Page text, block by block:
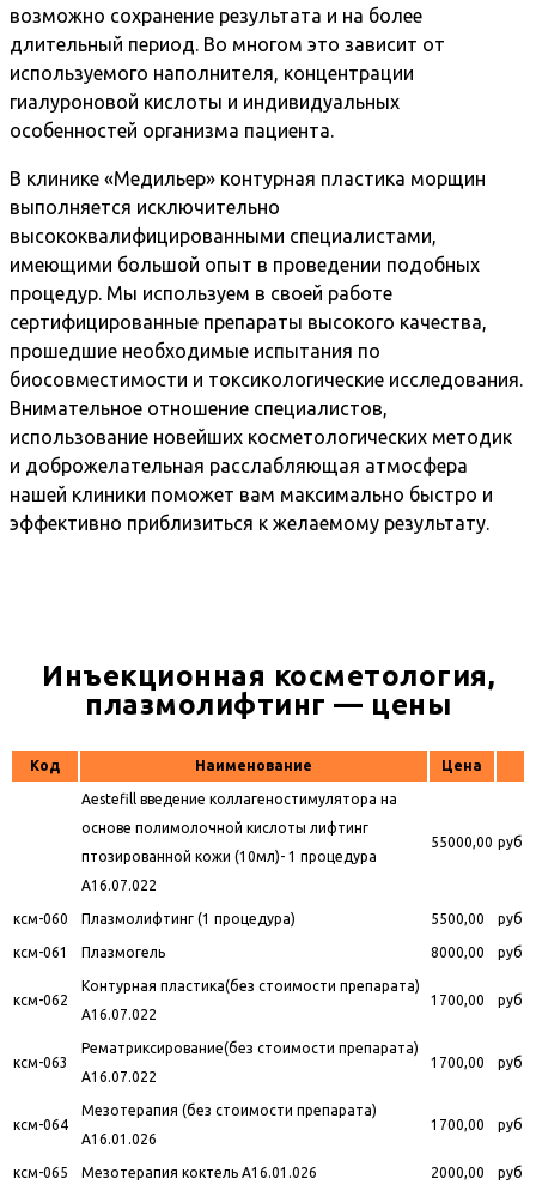
возможно сохранение результата и на более
длительный период. Во многом это зависит от
используемого наполнителя, концентрации
гиалуроновой кислоты и индивидуальных
особенностей организма пациента.
В клинике «Медильер» контурная пластика морщин
выполняется исключительно
высококвалифицированными специалистами,
имеющими большой опыт в проведении подобных
процедур. Мы используем в своей работе
сертифицированные препараты высокого качества,
прошедшие необходимые испытания по
биосовместимости и токсикологические исследования.
Внимательное отношение специалистов,
использование новейших косметологических методик
и доброжелательная расслабляющая атмосфера
нашей клиники поможет вам максимально быстро и
эффективно приблизиться к желаемому результату.
Инъекционная косметология,
плазмолифтинг — цены
Код Наименование Цена
Aestefill введение коллагеностимулятора на
основе полимолочной кислоты лифтинг
птозированной кожи (10мл)- 1 процедура
A16.07.022
55000,00 руб
ксм-060 Плазмолифтинг (1 процедура) 5500,00 руб
ксм-061 Плазмогель 8000,00 руб
ксм-062
Контурная пластика(без стоимости препарата)
A16.07.022
1700,00 руб
ксм-063
Рематриксирование(без стоимости препарата)
A16.07.022
1700,00 руб
ксм-064
Мезотерапия (без стоимости препарата)
A16.01.026
1700,00 руб
ксм-065 Мезотерапия коктель A16.01.026 2000,00 руб